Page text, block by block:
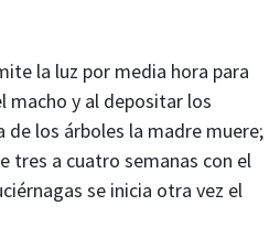
la luz por media hora para
macho y al depositar los
de los árboles la madre muere;
tres a cuatro semanas con el
se inicia otra vez el